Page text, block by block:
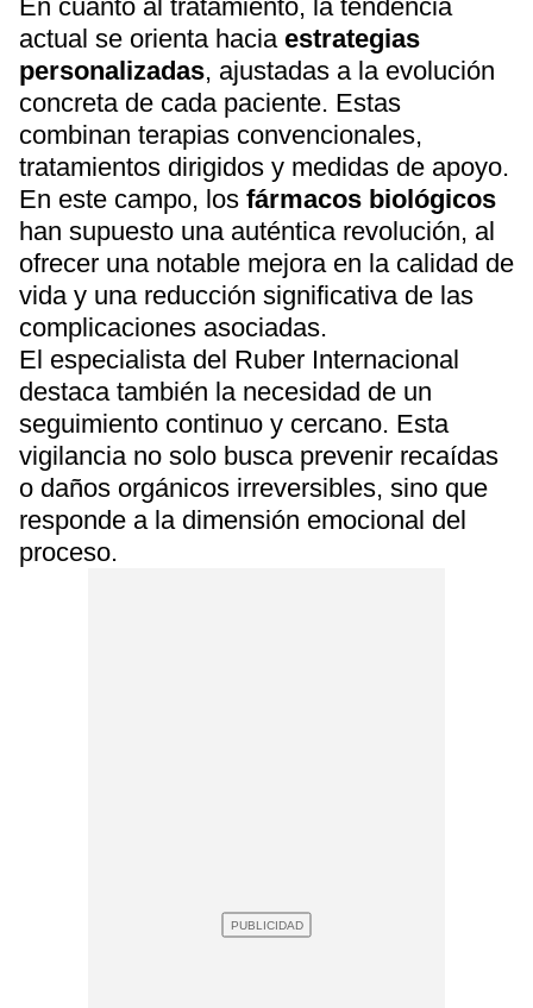
En cuanto al tratamiento, la tendencia
actual se orienta hacia estrategias
personalizadas, ajustadas a la evolución
concreta de cada paciente. Estas
combinan terapias convencionales,
tratamientos dirigidos y medidas de apoyo.
En este campo, los fármacos biológicos
han supuesto una auténtica revolución, al
ofrecer una notable mejora en la calidad de
vida y una reducción significativa de las
complicaciones asociadas.
El especialista del Ruber Internacional
destaca también la necesidad de un
seguimiento continuo y cercano. Esta
vigilancia no solo busca prevenir recaídas
o daños orgánicos irreversibles, sino que
responde a la dimensión emocional del
proceso.